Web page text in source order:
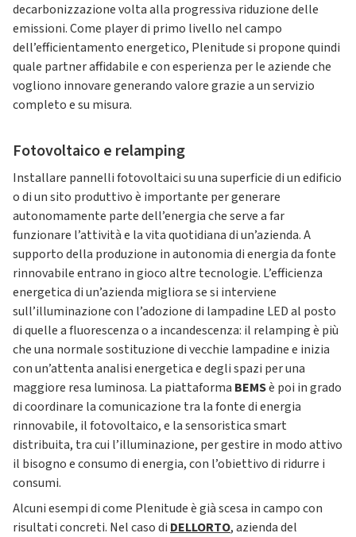
decarbonizzazione volta alla progressiva riduzione delle
emissioni. Come player di primo livello nel campo
dell’efficientamento energetico, Plenitude si propone quindi
quale partner affidabile e con esperienza per le aziende che
vogliono innovare generando valore grazie a un servizio
completo e su misura.
Fotovoltaico e relamping
Installare pannelli fotovoltaici su una superficie di un edificio
o di un sito produttivo è importante per generare
autonomamente parte dell’energia che serve a far
funzionare l’attività e la vita quotidiana di un’azienda. A
supporto della produzione in autonomia di energia da fonte
rinnovabile entrano in gioco altre tecnologie. L’efficienza
energetica di un’azienda migliora se si interviene
sull’illuminazione con l’adozione di lampadine LED al posto
di quelle a fluorescenza o a incandescenza: il relamping è più
che una normale sostituzione di vecchie lampadine e inizia
con un’attenta analisi energetica e degli spazi per una
maggiore resa luminosa. La piattaforma BEMSè poi in grado
di coordinare la comunicazione tra la fonte di energia
rinnovabile, il fotovoltaico, e la sensoristica smart
distribuita, tra cui l’illuminazione, per gestire in modo attivo
il bisogno e consumo di energia, con l’obiettivo di ridurre i
consumi.
Alcuni esempi di come Plenitude è già scesa in campo con
risultati concreti. Nel caso di DELLORTO, azienda del